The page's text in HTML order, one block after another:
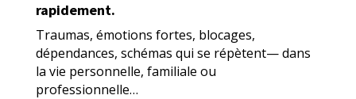
rapidement.
Traumas, émotions fortes, blocages,
dépendances, schémas qui se répètent— dans
la vie personnelle, familiale ou
professionnelle…